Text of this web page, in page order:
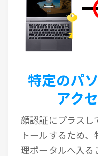
特定のパ
アク
顔認証にプラスし
トールするため
理ポータルへ入る